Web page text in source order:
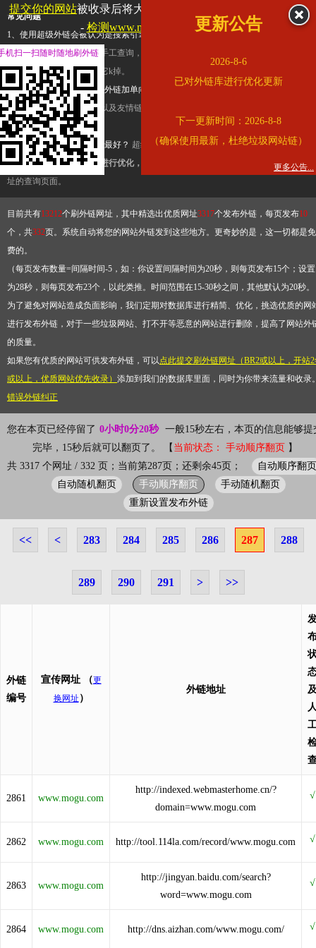
常见问题
1、使用超级外链会被认为是搜索引擎优化作弊吗？ 超级外链只是一个简便而集成
查询工具，模拟的是正常手工查询，不是作弊。如果是作弊，那您可以使用超级外
推广竞争对手的网址，让它k掉。
2、网站优化单纯依靠超级外链加单向链接可行吗？
链，需要结合普通的外链以及友情链接，您可以到站长论坛发布外链，到友情链接
台交换友情链接。
3、如何使用超级外链效果最好？ 超级外链不同于普通的外链，它是动态的链接，
有频繁使用超级外链工具进行优化，才能获得稳定的外链
，最终使搜索引擎收录带
址的查询页面。
目前共有13212个刷外链网址，其中精选出优质网址3317个发布外链，每页发布10
个，共332页。系统自动将您的网站外链发到这些地方。更奇妙的是，这一切都是免
费的。
（每页发布数量=间隔时间-5，如：你设置间隔时间为20秒，则每页发布15个；设置
为28秒，则每页发布23个，以此类推。时间范围在15-30秒之间，其他默认为20秒
为了避免对网站造成负面影响，我们定期对数据库进行精简、优化，挑选优质的网
进行发布外链，对于一些垃圾网站、打不开等恶意的网站进行删除，提高了网站外
的质量。
如果您有优质的网站可供发布外链，可以点此提交刷外链网址（BR2或以上，开站
或以上，优质网站优先收录） 添加到我们的数据库里面，同时为你带来流量和收录
错误外链纠正
您在本页已经停留了 0小时0分20秒 一般15秒左右，本页的信息能够提
完毕，15秒后就可以翻页了。 【 当前状态： 手动顺序翻页 】
共 3317 个网址 / 332 页；当前第287页；还剩余45页；
自动顺序翻页
自动随机翻页
手动顺序翻页
手动随机翻页
重新设置发布外链
<< < 283 284 285 286 287 288
289 290 291 > >>
外链
编号
宣传网址 （更
换网址 ）
外链地址
2861 www.mogu.com
http://indexed.webmasterhome.cn/?
domain=www.mogu.com
2862 www.mogu.com http://tool.114la.com/record/www.mogu.com
2863 www.mogu.com
http://jingyan.baidu.com/search?
word=www.mogu.com
2864 www.mogu.com http://dns.aizhan.com/www.mogu.com/
提交你的网站被收录后将大幅提升流量和外链，
查看展示页面
- 检测www.mogu.com是否收录更新公告
2026-8-6
已对外链库进行优化更新
下一更新时间：2026-8-8
（确保使用最新，杜绝垃圾网站链）
更多公告...
机扫一扫随时随地刷外链